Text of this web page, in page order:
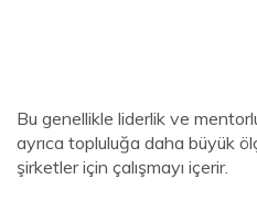
Bu genellikle liderlik ve
ayrıca topluluğa daha büyük
şirketler için çalışmayı içerir.